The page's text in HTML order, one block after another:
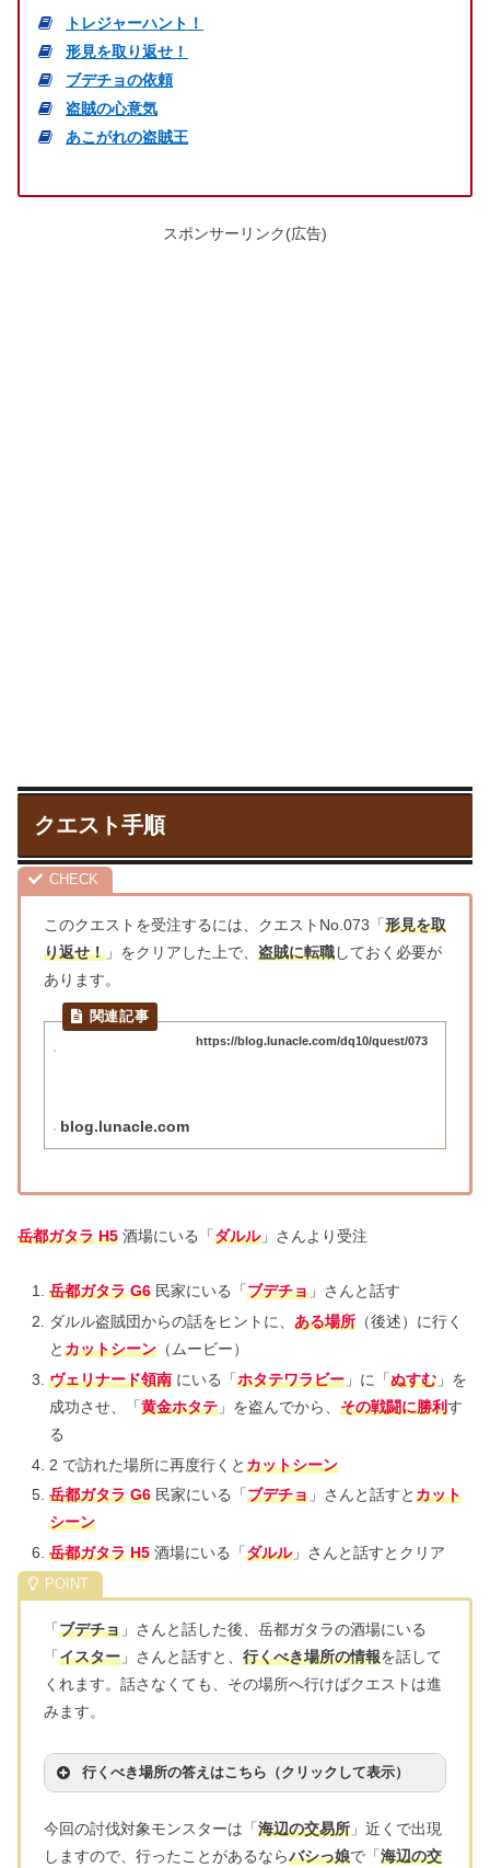
トレジャーハント！
形見を取り返せ！
ブデチョの依頼
盗賊の心意気
あこがれの盗賊王
スポンサーリンク(広告)
クエスト手順
このクエストを受注するには、クエストNo.073「形見を取
り返せ！ 」をクリアした上で、 盗賊に転職しておく必要が
あります。
https://blog.lunacle.com/dq10/quest/073
blog.lunacle.com
岳都ガタラ H5 酒場にいる「ダルル」さんより受注
岳都ガタラ G6民家にいる「ブデチョ」さんと話す
ダルル盗賊団からの話をヒントに、 ある場所（後述）に行く
とカットシーン（ムービー）
ヴェリナード領南にいる「ホタテワラビー」に「ぬすむ」を
成功させ、「黄金ホタテ」を盗んでから、 その戦闘に勝利す
る
2 で訪れた場所に再度行くとカットシーン
岳都ガタラ G6民家にいる「ブデチョ」さんと話すとカット
シーン
岳都ガタラ H5酒場にいる「ダルル」さんと話すとクリア
「ブデチョ 」さんと話した後、岳都ガタラの酒場にいる
「イスター 」さんと話すと、 行くべき場所の情報を話して
くれます。話さなくても、その場所へ行けばクエストは進
みます。
行くべき場所の答えはこちら（クリックして表示）
今回の討伐対象モンスターは「海辺の交易所 」近くで出現
しますので、行ったことがあるならバシっ娘で「海辺の交